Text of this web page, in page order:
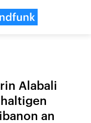
Alabali
an